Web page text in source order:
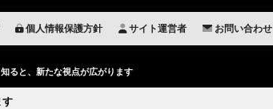
個人情報保護方針 サイト運営者 お問い合わせ
ると、新たな視点が広がります
す